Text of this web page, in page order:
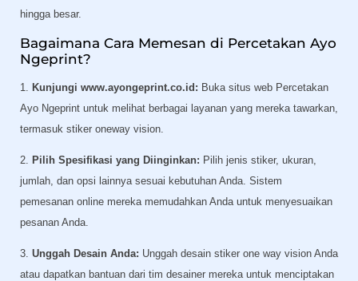
hingga besar.
Bagaimana Cara Memesan di Percetakan Ayo
Ngeprint?
1. Kunjungi www.ayongeprint.co.id: Buka situs web Percetakan
Ayo Ngeprint untuk melihat berbagai layanan yang mereka tawarkan,
termasuk stiker oneway vision.
2. Pilih Spesifikasi yang Diinginkan: Pilih jenis stiker, ukuran,
jumlah, dan opsi lainnya sesuai kebutuhan Anda. Sistem
pemesanan online mereka memudahkan Anda untuk menyesuaikan
pesanan Anda.
3. Unggah Desain Anda: Unggah desain stiker one way vision Anda
atau dapatkan bantuan dari tim desainer mereka untuk menciptakan